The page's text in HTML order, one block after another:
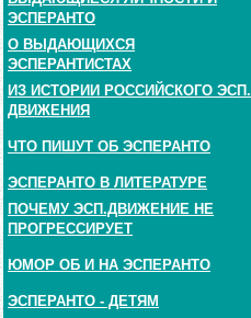
ЭСПЕРАНТО
О ВЫДАЮЩИХСЯ
ЭСПЕРАНТИСТАХ
ИЗ ИСТОРИИ РОССИЙСКОГО ЭСП.
ДВИЖЕНИЯ
ЧТО ПИШУТ ОБ ЭСПЕРАНТО
ЭСПЕРАНТО В ЛИТЕРАТУРЕ
ПОЧЕМУ ЭСП.ДВИЖЕНИЕ НЕ
ПРОГРЕССИРУЕТ
ЮМОР ОБ И НА ЭСПЕРАНТО
ЭСПЕРАНТО - ДЕТЯМ